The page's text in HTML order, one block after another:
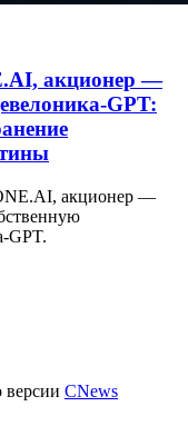
акционер —
GPT:
акционер —
GPT.
версии CNews